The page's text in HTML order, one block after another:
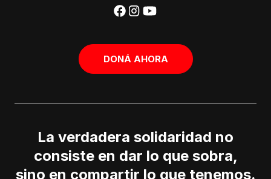
DONÁ AHORA
La verdadera solidaridad no
consiste en dar lo que sobra,
sino en compartir lo que tenemos.